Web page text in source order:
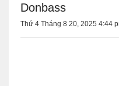
Donbass
Thứ 4 Tháng 8 20, 2025 4:44